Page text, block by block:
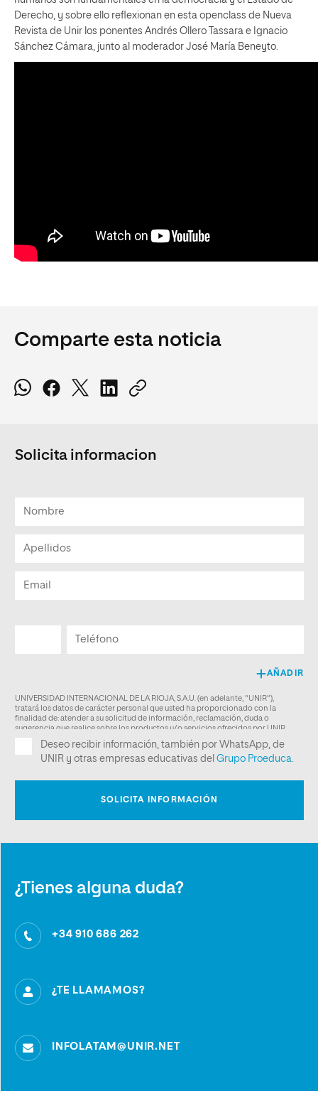
Derecho, y sobre ello reflexionan en esta openclass de Nueva
Revista de Unir los ponentes Andrés Ollero Tassara e Ignacio
Sánchez Cámara, junto al moderador José María Beneyto.
Comparte esta noticia
Solicita informacion
¿Tienes alguna duda?
+34 910 686 262
¿TE LLAMAMOS?
INFOLATAM@UNIR.NET